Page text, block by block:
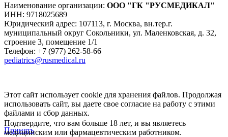
Наименование организации: ООО "ГК "РУСМЕДИКАЛ"
ИНН: 9718025689
Юридический адрес: 107113, г. Москва, вн.тер.г.
муниципальный округ Сокольники, ул. Маленковская, д. 32,
строение 3, помещение 1/1
Телефон: +7 (977) 262-58-66
pediatrics@rusmedical.ru
Этот сайт использует cookie для хранения файлов. Продолжая
использовать сайт, вы даете свое согласие на работу с этими
файлами и сбор данных.
Принять
Подтвердите, что вам больше 18 лет, и вы являетесь
медицинским или фармацевтическим работником.